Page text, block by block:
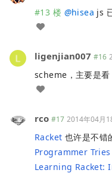
#13 楼 @hisea js
ligenjian007 #16
scheme，主要是
rco #17 2014年04月
Racket 也许是不错
Programmer
Learning Racket: